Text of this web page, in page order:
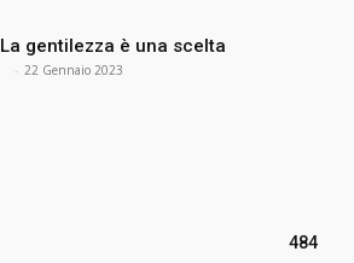
La gentilezza è una scelta
- 22 Gennaio 2023
484